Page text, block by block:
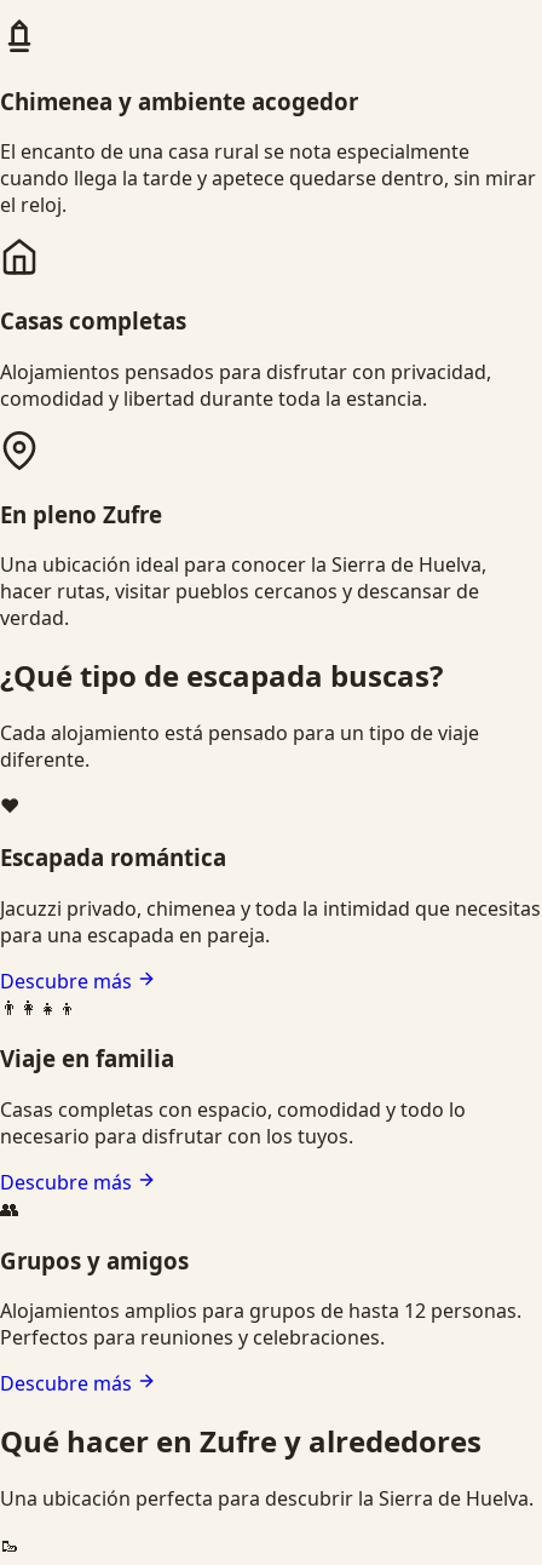
Chimenea y ambiente acogedor
El encanto de una casa rural se nota especialmente
cuando llega la tarde y apetece quedarse dentro, sin mirar
el reloj.
Casas completas
Alojamientos pensados para disfrutar con privacidad,
comodidad y libertad durante toda la estancia.
En pleno Zufre
Una ubicación ideal para conocer la Sierra de Huelva,
hacer rutas, visitar pueblos cercanos y descansar de
verdad.
¿Qué tipo de escapada buscas?
Cada alojamiento está pensado para un tipo de viaje
diferente.
❤️
Escapada romántica
Jacuzzi privado, chimenea y toda la intimidad que necesitas
para una escapada en pareja.
Descubre más
👨‍👩‍👧‍👦
Viaje en familia
Casas completas con espacio, comodidad y todo lo
necesario para disfrutar con los tuyos.
Descubre más
👥
Grupos y amigos
Alojamientos amplios para grupos de hasta 12 personas.
Perfectos para reuniones y celebraciones.
Descubre más
Qué hacer en Zufre y alrededores
Una ubicación perfecta para descubrir la Sierra de Huelva.
🥾